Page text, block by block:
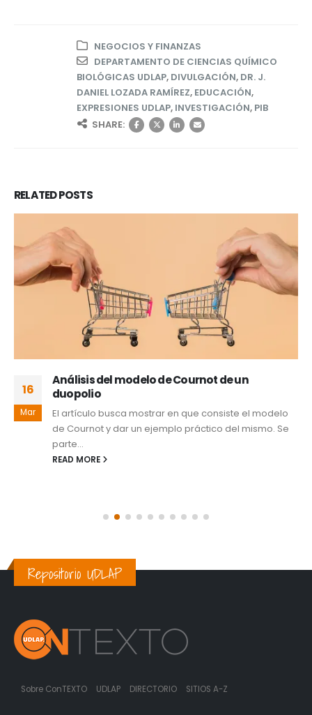
NEGOCIOS Y FINANZAS
DEPARTAMENTO DE CIENCIAS QUÍMICO
BIOLÓGICAS UDLAP, DIVULGACIÓN, DR. J.
DANIEL LOZADA RAMÍREZ, EDUCACIÓN,
EXPRESIONES UDLAP, INVESTIGACIÓN, PIB
SHARE:
RELATEDPOSTS
16
Mar
Análisis del modelo de Cournot de un
duopolio
El artículo busca mostrar en que consiste el modelo
de Cournot y dar un ejemplo práctico del mismo. Se
parte...
READ MORE
Repositorio UDLAP
Sobre ConTEXTO UDLAP DIRECTORIO SITIOS A-Z